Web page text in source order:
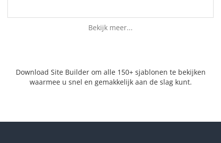
Bekijk meer...
Download Site Builder om alle 150+ sjablonen te bekijken
waarmee u snel en gemakkelijk aan de slag kunt.